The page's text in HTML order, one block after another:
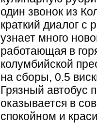
один звонок из
краткий диалог с
узнает много
работающая в
колумбийской
на сборы, 0.5
Грязный автобус
оказывается в
спокойном и